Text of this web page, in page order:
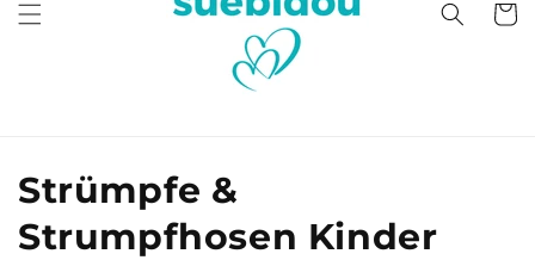
K
a
Strümpfe &
Strumpfhosen Kinder